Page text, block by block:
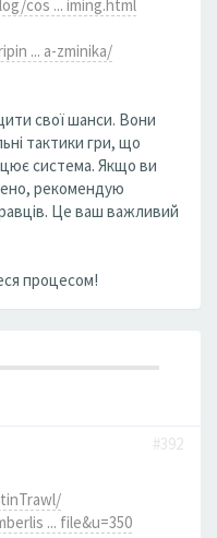
cos ... iming.html
... a-zminika/
свої шанси. Вони
тактики гри, що
система. Якщо ви
рекомендую
Це ваш важливий
процесом!
#392
... file&u=350